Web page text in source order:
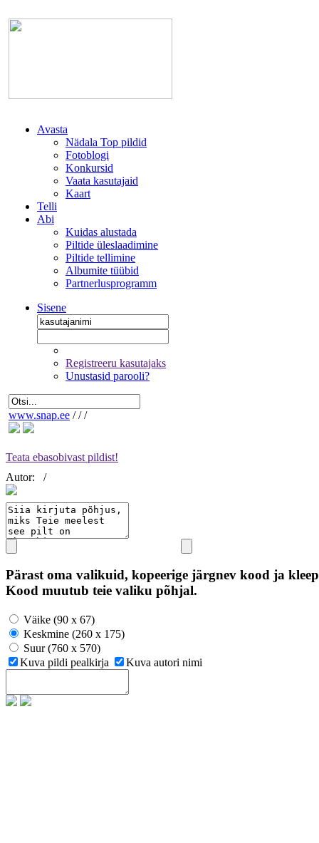
Avasta
Nädala Top pildid
Fotoblogi
Konkursid
Vaata kasutajaid
Kaart
Telli
Abi
Kuidas alustada
Piltide üleslaadimine
Piltide tellimine
Albumite tüübid
Partnerlusprogramm
Sisene
Registreeru kasutajaks
Unustasid parooli?
www.snap.ee / / /
Teata ebasobivast pildist!
Autor:
/
Pärast oma valikuid, kopeerige järgnev kood ja
Kood muutub teie valiku põhjal.
Väike (90 x 67)
Keskmine (260 x 175)
Suur (760 x 570)
Kuva pildi pealkirja
Kuva autori nimi